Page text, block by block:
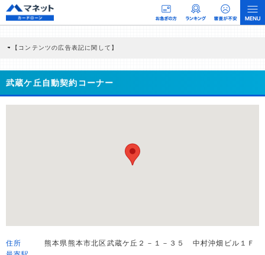
【コンテンツの広告表記に関して】
商品を根拠なくPRするものではなく、当編集部の調査／ユーザーへの口コミ収集な
どに基づき、公平性を担保した情報提供を行っています。
>提携企業一覧
武蔵ケ丘自動契約コーナー
住所
熊本県熊本市北区武蔵ケ丘２－１－３５ 中村沖畑ビル１Ｆ